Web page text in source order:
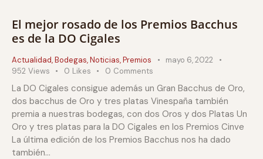
El mejor rosado de los Premios Bacchus
es de la DO Cigales
Actualidad,Bodegas,Noticias,Premios
mayo 6, 2022
952 Views 0 Likes 0 Comments
La DO Cigales consigue además un Gran Bacchus de Oro,
dos bacchus de Oro y tres platas Vinespaña también
premia a nuestras bodegas, con dos Oros y dos Platas Un
Oro y tres platas para la DO Cigales en los Premios Cinve
La última edición de los Premios Bacchus nos ha dado
también…